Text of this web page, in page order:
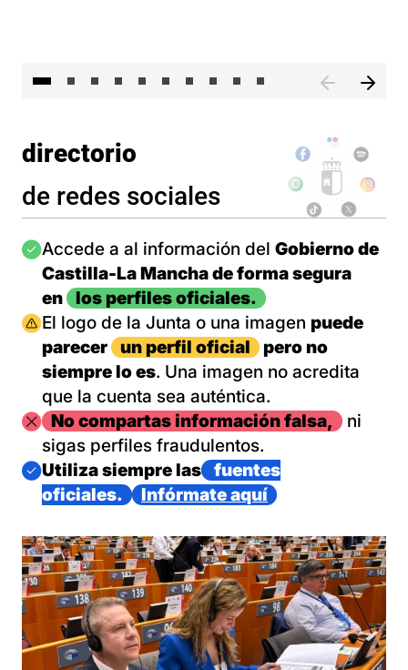
directorio
de redes sociales
Imagen
Accede a al información del Gobierno de
Castilla-La Mancha de forma segura
en
los perfiles oficiales.
Imagen
El logo de la Junta o una imagen puede
parecer
un perfil oficial
pero no
siempre lo es. Una imagen no acredita
que la cuenta sea auténtica.
ImagenNo compartas información falsa,
ni
sigas perfiles fraudulentos.
Imagen
Utiliza siempre las
fuentes
oficiales.
Infórmate aquí